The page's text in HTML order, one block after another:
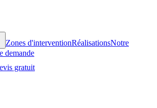
Zones d'interventionRéalisationsNotre
demande
gratuit